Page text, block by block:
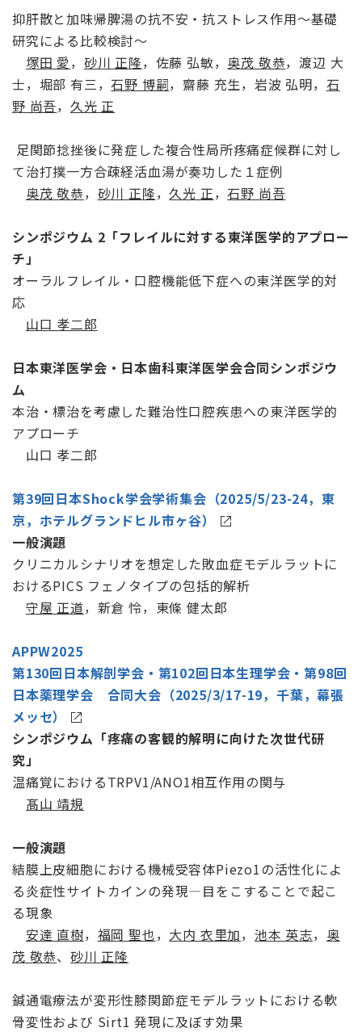
抑肝散と加味帰脾湯の抗不安・抗ストレス作用～基礎
研究による比較検討～
塚田 愛， 砂川 正隆，佐藤 弘敏， 奥茂 敬恭，渡辺 大
士，堀部 有三，石野 博嗣，齋藤 充生，岩波 弘明， 石
野 尚吾，久光 正
足関節捻挫後に発症した複合性局所疼痛症候群に対し
て治打撲一方合疎経活血湯が奏功した１症例
奥茂 敬恭， 砂川 正隆，久光 正，石野 尚吾
シンポジウム 2「フレイルに対する東洋医学的アプロー
チ」
オーラルフレイル・口腔機能低下症への東洋医学的対
応
山口 孝二郎
日本東洋医学会・日本歯科東洋医学会合同シンポジウ
ム
本治・標治を考慮した難治性口腔疾患への東洋医学的
アプローチ
山口 孝二郎
第39回日本Shock学会学術集会（2025/5/23-24，東
京，ホテルグランドヒル市ヶ谷）
一般演題
クリニカルシナリオを想定した敗血症モデルラットに
おけるPICS フェノタイプの包括的解析
守屋 正道，新倉 怜，東條 健太郎
APPW2025
第130回日本解剖学会・第102回日本生理学会・第98回
日本薬理学会 合同大会（2025/3/17-19，千葉，幕張
メッセ）
シンポジウム「疼痛の客観的解明に向けた次世代研
究」
温痛覚におけるTRPV1/ANO1相互作用の関与
髙山 靖規
一般演題
結膜上皮細胞における機械受容体Piezo1の活性化によ
る炎症性サイトカインの発現―目をこすることで起こ
る現象
安達 直樹， 福岡 聖也， 大内 衣里加，池本 英志， 奥
茂 敬恭、砂川 正隆
鍼通電療法が変形性膝関節症モデルラットにおける軟
骨変性および Sirt1 発現に及ぼす効果